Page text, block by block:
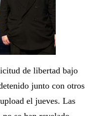
de libertad bajo
junto con otros
el jueves. Las